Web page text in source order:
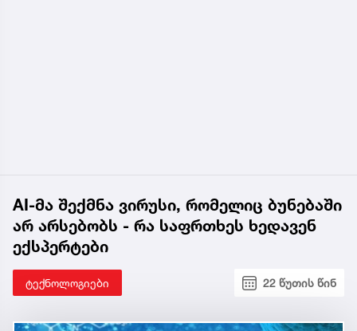
AI-მა შექმნა ვირუსი, რომელიც ბუნებაში
არ არსებობს - რა საფრთხეს ხედავენ
ექსპერტები
ტექნოლოგიები 22 წუთის წინ